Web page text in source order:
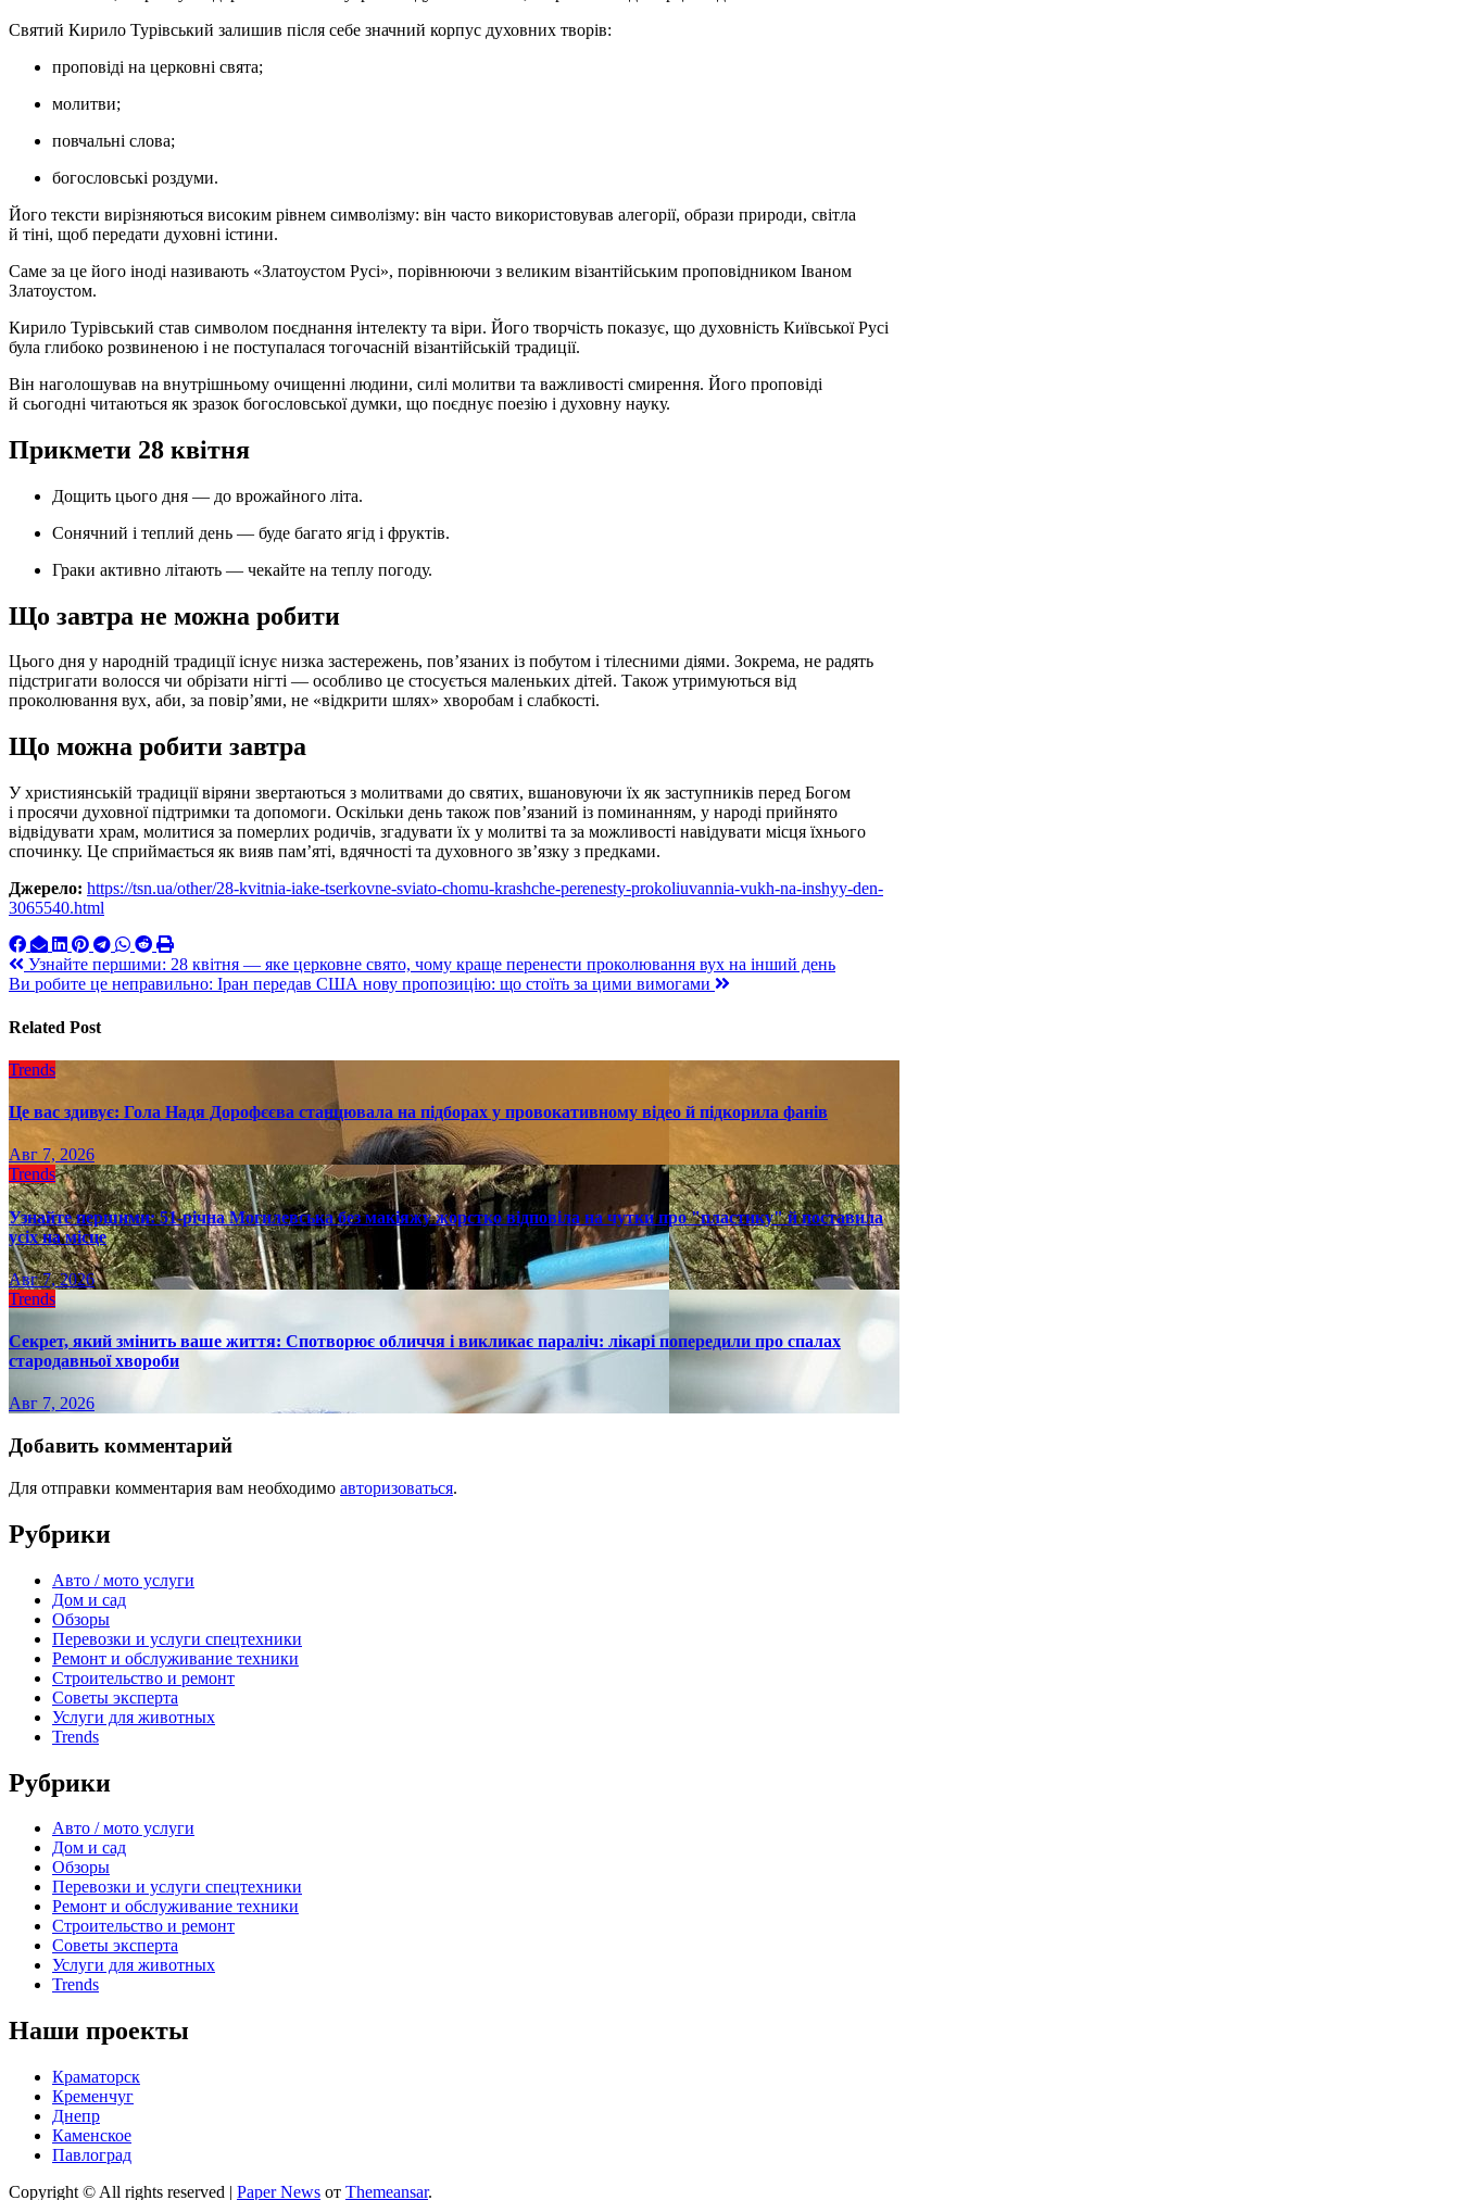
Святий Кирило Турівський залишив після себе значний корпус духовних творів:
проповіді на церковні свята;
молитви;
повчальні слова;
богословські роздуми.
Його тексти вирізняються високим рівнем символізму: він часто використовував алегорії, образи природи, світла
й тіні, щоб передати духовні істини.
Саме за це його іноді називають «Златоустом Русі», порівнюючи з великим візантійським проповідником Іваном
Златоустом.
Кирило Турівський став символом поєднання інтелекту та віри. Його творчість показує, що духовність Київської Русі
була глибоко розвиненою і не поступалася тогочасній візантійській традиції.
Він наголошував на внутрішньому очищенні людини, силі молитви та важливості смирення. Його проповіді
й сьогодні читаються як зразок богословської думки, що поєднує поезію і духовну науку.
Прикмети 28 квітня
Дощить цього дня — до врожайного літа.
Сонячний і теплий день — буде багато ягід і фруктів.
Граки активно літають — чекайте на теплу погоду.
Що завтра не можна робити
Цього дня у народній традиції існує низка застережень, пов’язаних із побутом і тілесними діями. Зокрема, не радять
підстригати волосся чи обрізати нігті — особливо це стосується маленьких дітей. Також утримуються від
проколювання вух, аби, за повір’ями, не «відкрити шлях» хворобам і слабкості.
Що можна робити завтра
У християнській традиції віряни звертаються з молитвами до святих, вшановуючи їх як заступників перед Богом
і просячи духовної підтримки та допомоги. Оскільки день також пов’язаний із поминанням, у народі прийнято
відвідувати храм, молитися за померлих родичів, згадувати їх у молитві та за можливості навідувати місця їхнього
спочинку. Це сприймається як вияв пам’яті, вдячності та духовного зв’язку з предками.
Джерело: https://tsn.ua/other/28-kvitnia-iake-tserkovne-sviato-chomu-krashche-perenesty-prokoliuvannia-vukh-na-inshyy-den-
3065540.html
Навигация
по
записям
Узнайте першими: 28 квітня — яке церковне свято, чому краще перенести проколювання вух на інший день
Ви робите це неправильно: Іран передав США нову пропозицію: що стоїть за цими вимогами
Related Post
Trends
Це вас здивує: Гола Надя Дорофєєва станцювала на підборах у провокативному відео й підкорила фанів
Авг 7, 2026
Trends
Узнайте першими: 51-річна Могилевська без макіяжу жорстко відповіла на чутки про "пластику" й поставила
усіх на місце
Авг 7, 2026
Trends
Секрет, який змінить ваше життя: Спотворює обличчя і викликає параліч: лікарі попередили про спалах
стародавньої хвороби
Авг 7, 2026
Добавить комментарий
Для отправки комментария вам необходимо авторизоваться.
Рубрики
Авто / мото услуги
Дом и сад
Обзоры
Перевозки и услуги спецтехники
Ремонт и обслуживание техники
Строительство и ремонт
Советы эксперта
Услуги для животных
Trends
Рубрики
Авто / мото услуги
Дом и сад
Обзоры
Перевозки и услуги спецтехники
Ремонт и обслуживание техники
Строительство и ремонт
Советы эксперта
Услуги для животных
Trends
Наши проекты
Краматорск
Кременчуг
Днепр
Каменское
Павлоград
Copyright © All rights reserved | Paper News от Themeansar.